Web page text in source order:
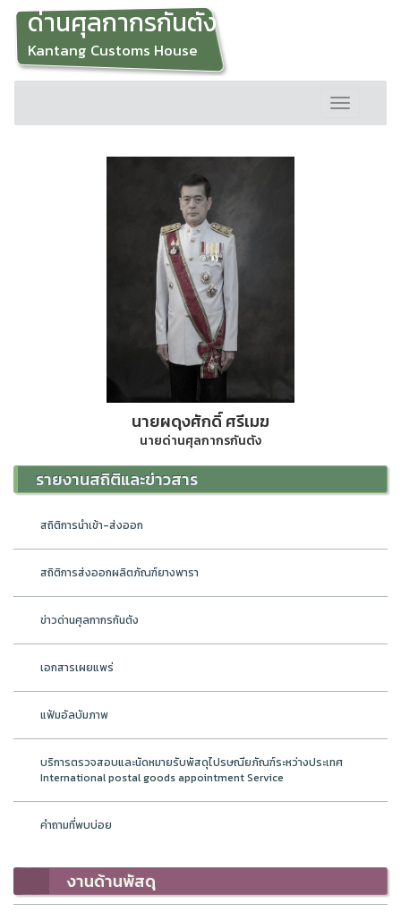
ด่านศุลกากรกันตัง
Kantang Customs House
Toggle
navigation
นายผดุงศักดิ์ ศรีเมฆ
นายด่านศุลกากรกันตัง
รายงานสถิติและข่าวสาร
สถิติการนำเข้า-ส่งออก
สถิติการส่งออกผลิตภัณฑ์ยางพารา
ข่าวด่านศุลกากรกันตัง
เอกสารเผยแพร่
แฟ้มอัลบัมภาพ
บริการตรวจสอบและนัดหมายรับพัสดุไปรษณียภัณฑ์ระหว่างประเทศ
International postal goods appointment Service
คำถามที่พบบ่อย
งานด้านพัสดุ